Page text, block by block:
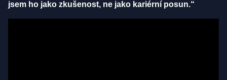
jsem ho jako zkušenost, ne jako kariérní posun.“